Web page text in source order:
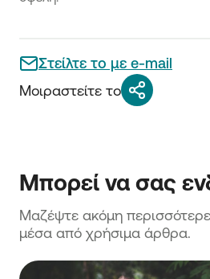
Στείλτε το με e-mail
Μοιραστείτε το
Μαζέψτε ακόμη
μέσα από χρήσιμα άρθρα.